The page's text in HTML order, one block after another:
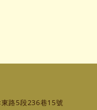
路5段236巷15號